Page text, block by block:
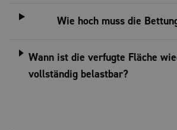
Wie hoch muss die
Wann ist die verfugte Fläche
vollständig belastbar?